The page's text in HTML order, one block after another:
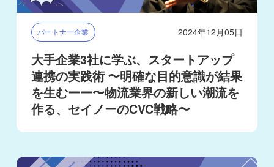
パートナー企業 2024年12月05日
大手企業3社に学ぶ、スタートアップ
連携の実践術 〜明確な目的意識が結果
を生むーー〜物流業界の新しい潮流を
作る、セイノーのCVC戦略〜